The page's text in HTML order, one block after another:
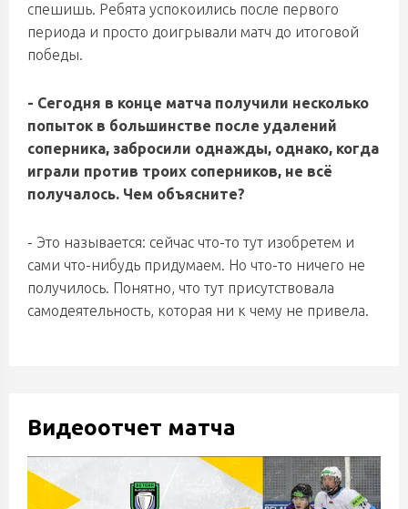
спешишь. Ребята успокоились после первого
периода и просто доигрывали матч до итоговой
победы.
- Сегодня в конце матча получили несколько
попыток в большинстве после удалений
соперника, забросили однажды, однако, когда
играли против троих соперников, не всё
получалось. Чем объясните?
- Это называется: сейчас что-то тут изобретем и
сами что-нибудь придумаем. Но что-то ничего не
получилось. Понятно, что тут присутствовала
самодеятельность, которая ни к чему не привела.
Видеоотчет матча